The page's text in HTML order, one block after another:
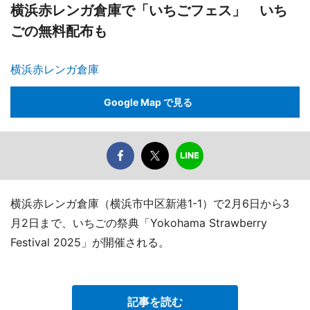
横浜赤レンガ倉庫で「いちごフェス」 いち
ごの無料配布も
横浜赤レンガ倉庫
Google Map で見る
横浜赤レンガ倉庫（横浜市中区新港1-1）で2月6日から3
月2日まで、いちごの祭典「Yokohama Strawberry
Festival 2025」が開催される。
記事を読む